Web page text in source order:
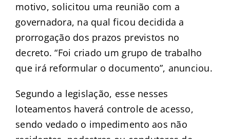
motivo, solicitou uma reunião com a
governadora, na qual ficou decidida a
prorrogação dos prazos previstos no
decreto. “Foi criado um grupo de trabalho
que irá reformular o documento”, anunciou.
Segundo a legislação, esse nesses
loteamentos haverá controle de acesso,
sendo vedado o impedimento aos não